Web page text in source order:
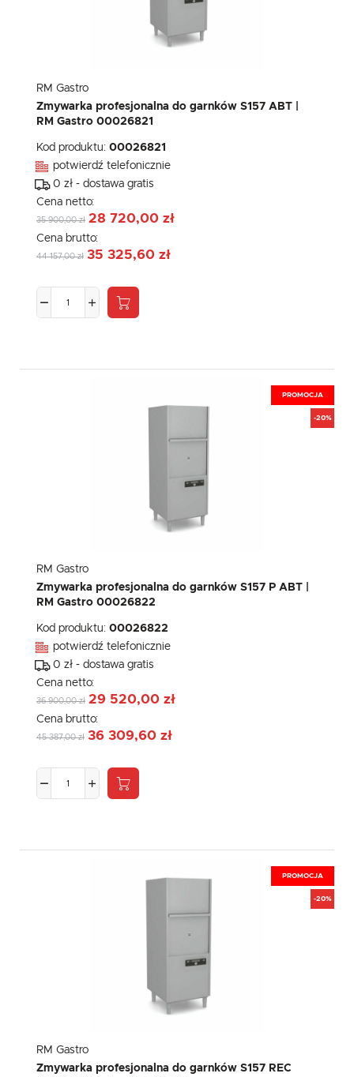
RM Gastro
Zmywarka profesjonalna do garnków S157 ABT |
RM Gastro 00026821
Kod produktu: 00026821
potwierdź telefonicznie
0 zł - dostawa gratis
Cena netto:
35 900,00 zł 28 720,00 zł
Cena brutto:
44 157,00 zł 35 325,60 zł
PROMOCJA
-20%
RM Gastro
Zmywarka profesjonalna do garnków S157 P ABT |
RM Gastro 00026822
Kod produktu: 00026822
potwierdź telefonicznie
0 zł - dostawa gratis
Cena netto:
36 900,00 zł 29 520,00 zł
Cena brutto:
45 387,00 zł 36 309,60 zł
PROMOCJA
-20%
RM Gastro
Zmywarka profesjonalna do garnków S157 REC